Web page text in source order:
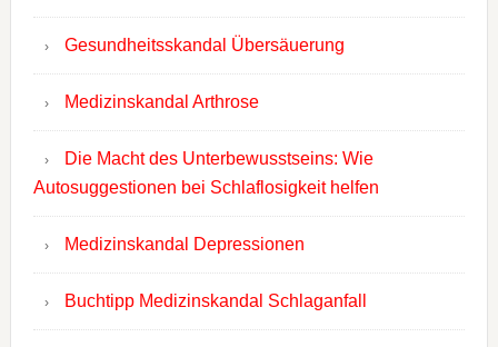
Gesundheitsskandal Übersäuerung
Medizinskandal Arthrose
Die Macht des Unterbewusstseins: Wie
Autosuggestionen bei Schlaflosigkeit helfen
Medizinskandal Depressionen
Buchtipp Medizinskandal Schlaganfall